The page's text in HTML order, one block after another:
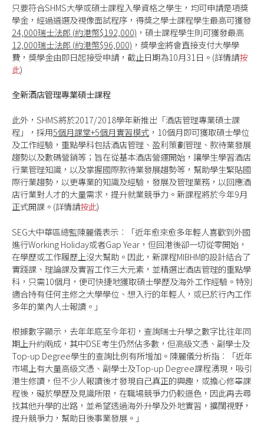
只要符合SHMS大學或碩士課程入學資格之學生，均可申請是項獎
學金，經過遴選及視像面試程序，得獎之學士課程學生最高可獲發
24,000瑞士法郎 (約港幣$192,000) ，碩士課程學生則可獲發最高
12,000瑞士法郎 (約港幣$96,000) ，獎學金將會直接支付大學學
費，獎學金由即日起接受申請，截止日期為10月31日。(詳情請按
此)
全新酒店管理專業碩士課程
此外，SHMS將於2017/2018學年新推出「酒店管理專業碩士課
程」，採用5個月課堂+5個月實習模式 ，10個月即可獲取碩士學位
及工作經驗，重點學科包括酒店管理、盈利策劃管理、款待業發展
趨勢以及數碼營銷等；旨在從基本酒店營運開始，讓學生學習酒店
行業管理知識，以及掌握國際款待業發展趨勢等，幫助學生緊貼國
際行業趨勢，以更專業的知識及經驗，發展及管理業務，以回應酒
店行業對人才的大量需求，提升就業競爭力。新課程將於今年9月
正式開課。(詳情請按此)
SEG大中華區總監陳麗儀表示︰「近年愈來愈多年輕人喜歡到外國
進行Working Holiday或者Gap Year，但回港後卻一切從零開始，
在學歷或工作履歷上沒大幫助。因此，新課程MIBHM的設計結合了
實踐課、理論課及實習工作三大元素，並精選出酒店管理的重點學
科，只需10個月，便可快捷地獲取碩士學歷及海外工作經驗。特別
適合持有任何主修之大學學位、想入行的年輕人，或已於行內工作
多年的業內人士報讀。」
根據數字顯示，去年年底至今年初，查詢瑞士升學之數字比往年同
期上升約兩成，其中DSE考生仍然佔多數，但高級文憑、副學士及
Top-up Degree學生的查詢比例有所增加。陳麗儀分析指︰「近年
市場上有大量高級文憑、副學士及Top-up Degree課程湧現，吸引
港生修讀，但不少人報讀後才發現自己真正的興趣，或擔心修畢課
程後，礙於學歷及見識所限，在職場競爭力仍較遜色，因此再去尋
找其他升學的出路，並希望透過海外升學及外地實習，擴闊視野，
提升競爭力，幫助日後事業發展。」